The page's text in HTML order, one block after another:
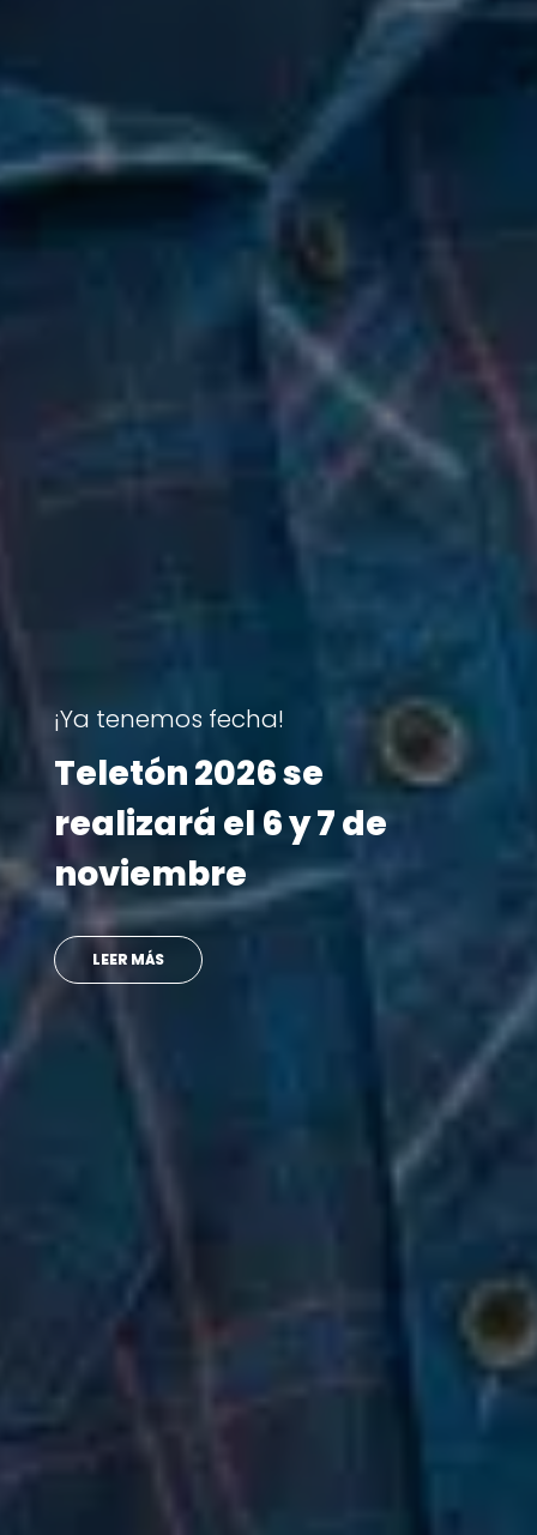
que
Visita Teletón
Ministro se
con doctora
atendió en su